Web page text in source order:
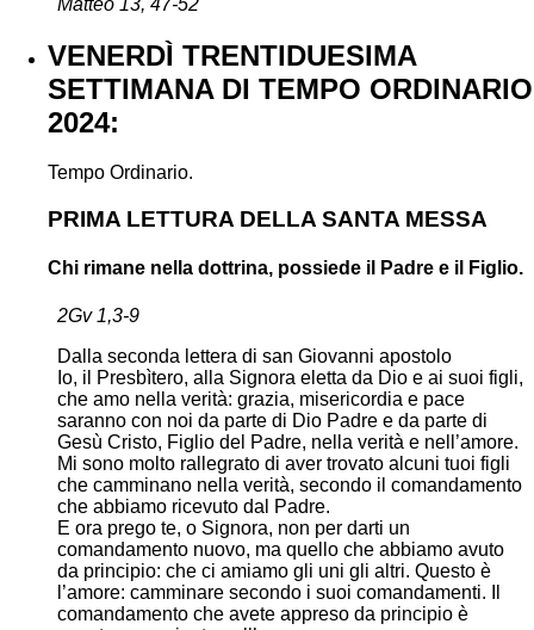
VENERDÌ TRENTIDUESIMA
SETTIMANA DI TEMPO ORDINARIO
2024:
Tempo Ordinario.
PRIMA LETTURA DELLA SANTA MESSA
Chi rimane nella dottrina, possiede il Padre e il Figlio.
2Gv 1,3-9
Dalla seconda lettera di san Giovanni apostolo
Io, il Presbìtero, alla Signora eletta da Dio e ai suoi figli,
che amo nella verità: grazia, misericordia e pace
saranno con noi da parte di Dio Padre e da parte di
Gesù Cristo, Figlio del Padre, nella verità e nell’amore.
Mi sono molto rallegrato di aver trovato alcuni tuoi figli
che camminano nella verità, secondo il comandamento
che abbiamo ricevuto dal Padre.
E ora prego te, o Signora, non per darti un
comandamento nuovo, ma quello che abbiamo avuto
da principio: che ci amiamo gli uni gli altri. Questo è
l’amore: camminare secondo i suoi comandamenti. Il
comandamento che avete appreso da principio è